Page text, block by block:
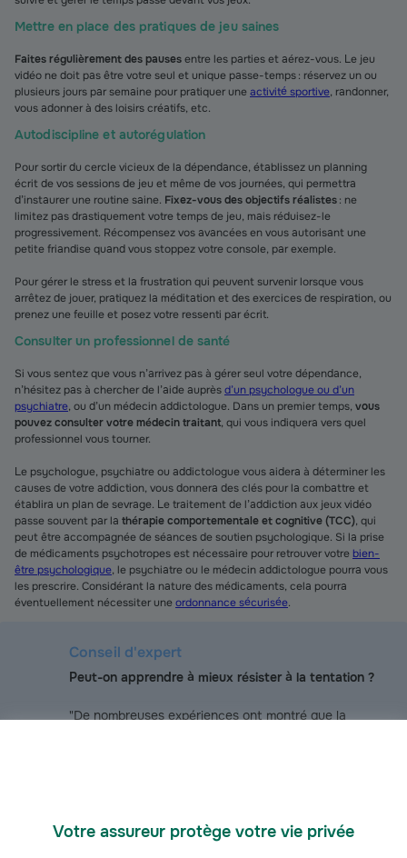
Votre assureur protège votre vie privée
Mettre en place des pratiques de jeu saines
Faites régulièrement des pausesentre les parties et aérez-vous. Le jeu
vidéo ne doit pas être votre seul et unique passe-temps : réservez un ou
plusieurs jours par semaine pour pratiquer uneactivité sportive, randonner,
vous adonner à des loisirs créatifs, etc.
Autodiscipline et autorégulation
Pour sortir du cercle vicieux de la dépendance, établissez un planning
écrit de vos sessions de jeu et même de vos journées, qui permettra
d’instaurer une routine saine. Fixez-vous des objectifs réalistes: ne
limitez pas drastiquement votre temps de jeu, mais réduisez-le
progressivement. Récompensez vos avancées en vous autorisant une
petite friandise quand vous stoppez votre console, par exemple.
Pour gérer le stress et la frustration qui peuvent survenir lorsque vous
arrêtez de jouer, pratiquez la méditation et des exercices de respiration, ou
prenez une feuille et posez votre ressenti par écrit.
Consulter un professionnel de santé
Si vous sentez que vous n’arrivez pas à gérer seul votre dépendance,
n’hésitez pas à chercher de l’aide auprèsd’un psychologue ou d’un
psychiatre, ou d’un médecin addictologue. Dans un premier temps, vous
pouvez consulter votre médecin traitant, qui vous indiquera vers quel
professionnel vous tourner.
Le psychologue, psychiatre ou addictologue vous aidera à déterminer les
causes de votre addiction, vous donnera des clés pour la combattre et
établira un plan de sevrage. Le traitement de l’addiction aux jeux vidéo
passe souvent par la thérapie comportementale et cognitive (TCC), qui
peut être accompagnée de séances de soutien psychologique. Si la prise
de médicaments psychotropes est nécessaire pour retrouver votre bien-
être psychologique, le psychiatre ou le médecin addictologue pourra vous
les prescrire. Considérant la nature des médicaments, cela pourra
éventuellement nécessiter uneordonnance sécurisée.
Conseil d'expert
Peut-on apprendre à mieux résister à la tentation ?
"De nombreuses expériences ont montré que la
Mais chacun d’entre nous, adulte comme enfant,